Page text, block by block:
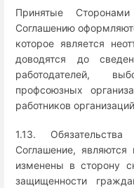
Принятые
Соглашению
которое является
доводятся до
работодателей,
профсоюзных
работников
1.13.
Соглашение,
изменены в сторону
защищенности